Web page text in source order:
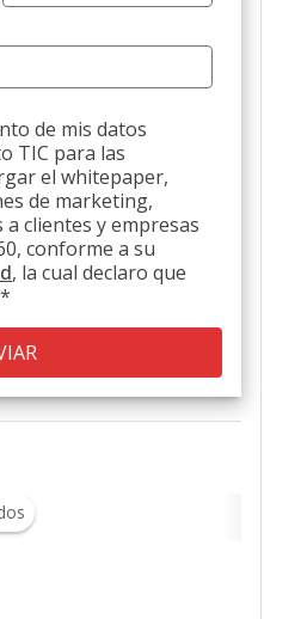
de mis datos
TIC para las
el whitepaper,
de marketing,
clientes y empresas
conforme a su
, la cual declaro que
*